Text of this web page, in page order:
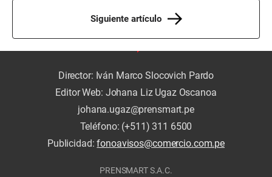
Siguiente artículo
Director: Iván Marco Slocovich Pardo
Editor Web: Johana Liz Ugaz Oscanoa
johana.ugaz@prensmart.pe
Teléfono: (+511) 311 6500
Publicidad:fonoavisos@comercio.com.pe
PRENSMART S.A.C.